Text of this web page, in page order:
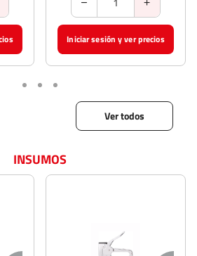
Iniciar sesión y ver precios Iniciar
Ver todos
INSUMOS